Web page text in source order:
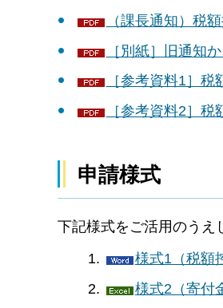
（課長通知）税
［別紙］旧通知
［参考資料1］
［参考資料2］
申請様式
下記様式をご活用のうえ
様式1（税額
様式2（寄付